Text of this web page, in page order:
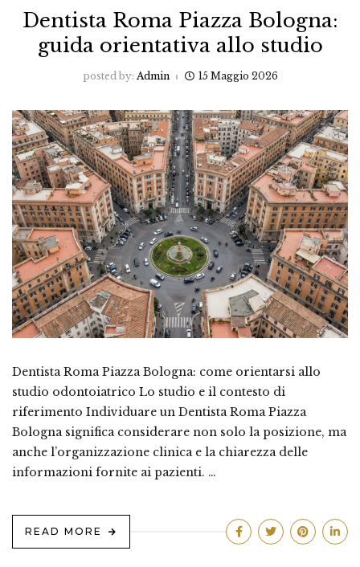
Dentista Roma Piazza Bologna:
guida orientativa allo studio
posted by: Admin 15 Maggio 2026
Dentista Roma Piazza Bologna: come orientarsi allo
studio odontoiatrico Lo studio e il contesto di
riferimento Individuare un Dentista Roma Piazza
Bologna significa considerare non solo la posizione, ma
anche l’organizzazione clinica e la chiarezza delle
informazioni fornite ai pazienti. …
READ MORE